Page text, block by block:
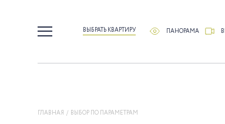
ВЫБРАТЬ КВАРТИРУ ПАНОРАМА
ГЛАВНАЯ / ВЫБОР ПО ПАРАМЕТРАМ